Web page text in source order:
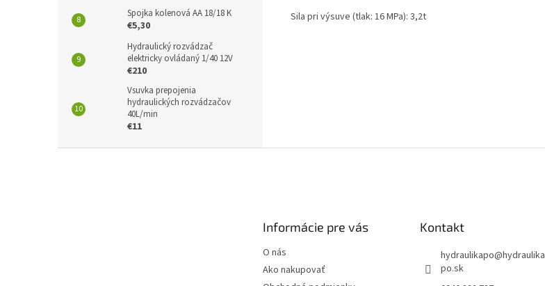
Spojka kolenová AA 18/18 K
€5,30
Hydraulický rozvádzač
elektricky ovládaný 1/40 12V
€210
Vsuvka prepojenia
hydraulických rozvádzačov
40L/min
€11
Sila pri výsuve (tlak: 16 MPa): 3,2t
Informácie pre vás
O nás
Ako nakupovať
Kontakt
hydraulikapo@hydraulika
po.sk